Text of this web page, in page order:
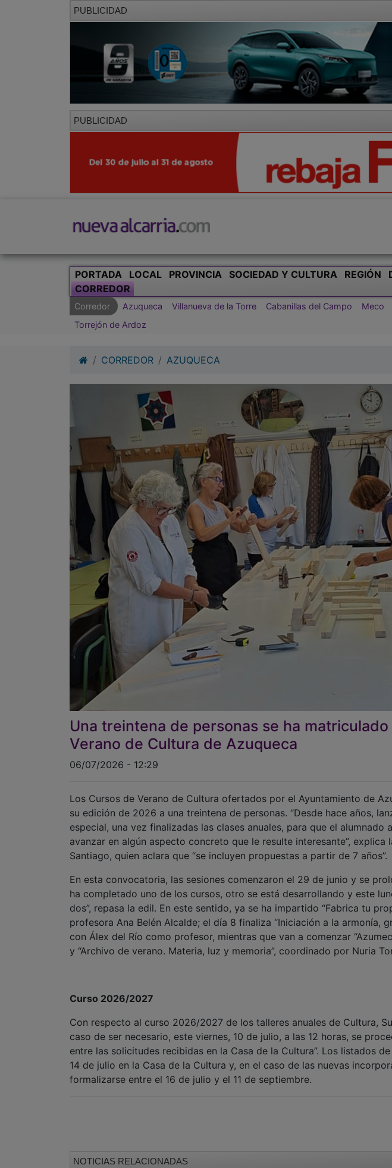
PUBLICIDAD
PUBLICIDAD
PORTADA LOCAL PROVINCIA SOCIEDAD Y CULTURA REGIÓN
CORREDOR
Corredor Azuqueca Villanueva de la Torre Cabanillas del Campo Meco
Torrejón de Ardoz
CORREDOR AZUQUECA
Una treintena de personas se ha
Verano de Cultura de Azuqueca
06/07/2026 - 12:29
Los Cursos de Verano de Cultura ofertados por el Ayuntamiento de
su edición de 2026 a una treintena de personas. “Desde hace años,
especial, una vez finalizadas las clases anuales, para que el alumnado
avanzar en algún aspecto concreto que le resulte interesante”, explica
Santiago, quien aclara que “se incluyen propuestas a partir de 7 años”.
En esta convocatoria, las sesiones comenzaron el 29 de junio y se
ha completado uno de los cursos, otro se está desarrollando y este
dos”, repasa la edil. En este sentido, ya se ha impartido “Fabrica tu
profesora Ana Belén Alcalde; el día 8 finaliza “Iniciación a la armonía,
con Álex del Río como profesor, mientras que van a comenzar
y “Archivo de verano. Materia, luz y memoria”, coordinado por Nuria
Curso 2026/2027
Con respecto al curso 2026/2027 de los talleres anuales de Cultura,
caso de ser necesario, este viernes, 10 de julio, a las 12 horas, se
entre las solicitudes recibidas en la Casa de la Cultura”. Los listados
14 de julio en la Casa de la Cultura y, en el caso de las nuevas
formalizarse entre el 16 de julio y el 11 de septiembre.
NOTICIAS RELACIONADAS